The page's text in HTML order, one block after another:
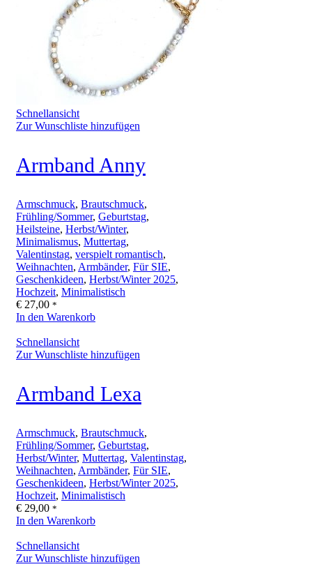
Schnellansicht
Zur Wunschliste hinzufügen
Armband Anny
Armschmuck, Brautschmuck,
Frühling/Sommer, Geburtstag,
Heilsteine, Herbst/Winter,
Minimalismus, Muttertag,
Valentinstag, verspielt romantisch,
Weihnachten, Armbänder, Für SIE,
Geschenkideen, Herbst/Winter 2025,
Hochzeit, Minimalistisch
€ 27,00 *
In den Warenkorb
Schnellansicht
Zur Wunschliste hinzufügen
Armband Lexa
Armschmuck, Brautschmuck,
Frühling/Sommer, Geburtstag,
Herbst/Winter, Muttertag, Valentinstag,
Weihnachten, Armbänder, Für SIE,
Geschenkideen, Herbst/Winter 2025,
Hochzeit, Minimalistisch
€ 29,00 *
In den Warenkorb
Schnellansicht
Zur Wunschliste hinzufügen